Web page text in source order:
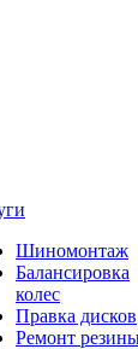
Шиномонтаж
Балансировка
колес
Правка дисков
Ремонт